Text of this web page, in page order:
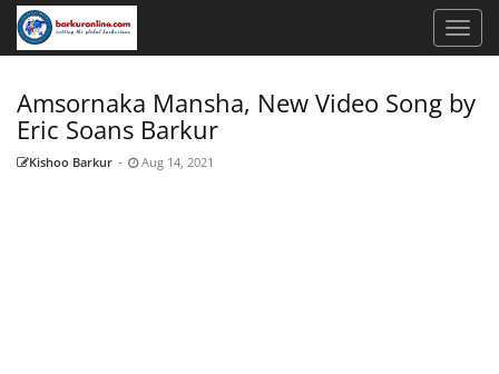
Amsornaka Mansha, New Video Song by
Eric Soans Barkur
Kishoo Barkur - Aug 14, 2021